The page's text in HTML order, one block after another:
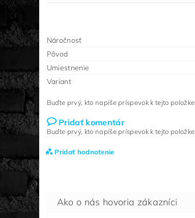
Náročnosť
Pôvod
Umiestnenie
Variant
Buďte prvý, kto napíše príspevok k tejto položke.
Pridať komentár
Buďte prvý, kto napíše príspevok k tejto položke.
Pridať hodnotenie